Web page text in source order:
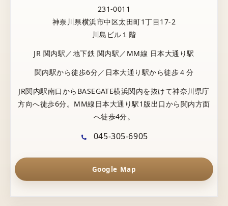
231-0011
神奈川県横浜市中区太田町1丁目17-2
川島ビル１階
JR 関内駅／地下鉄 関内駅／MM線 日本大通り駅
関内駅から徒歩6分／日本大通り駅から徒歩４分
JR関内駅南口からBASEGATE横浜関内を抜けて神奈川県庁
方向へ徒歩6分。MM線日本大通り駅1版出口から関内方面
へ徒歩4分。
045-305-6905
Google Map